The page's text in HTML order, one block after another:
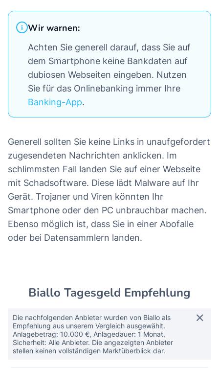
Wir warnen:
Achten Sie generell darauf, dass Sie auf
dem Smartphone keine Bankdaten auf
dubiosen Webseiten eingeben. Nutzen
Sie für das Onlinebanking immer Ihre
Banking-App.
Generell sollten Sie keine Links in unaufgefordert
zugesendeten Nachrichten anklicken. Im
schlimmsten Fall landen Sie auf einer Webseite
mit Schadsoftware. Diese lädt Malware auf Ihr
Gerät. Trojaner und Viren könnten Ihr
Smartphone oder den PC unbrauchbar machen.
Ebenso möglich ist, dass Sie in einer Abofalle
oder bei Datensammlern landen.
Biallo Tagesgeld Empfehlung
Die nachfolgenden Anbieter wurden von Biallo als
Empfehlung aus unserem Vergleich ausgewählt.
Anlagebetrag: 10.000 €, Anlagedauer: 1 Monat,
Sicherheit: Alle Anbieter. Die angezeigten Anbieter
stellen keinen vollständigen Marktüberblick dar.